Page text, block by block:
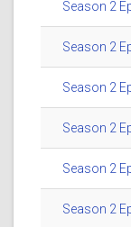
Season 2
Season 2
Season 2
Season 2
Season 2
Season 2